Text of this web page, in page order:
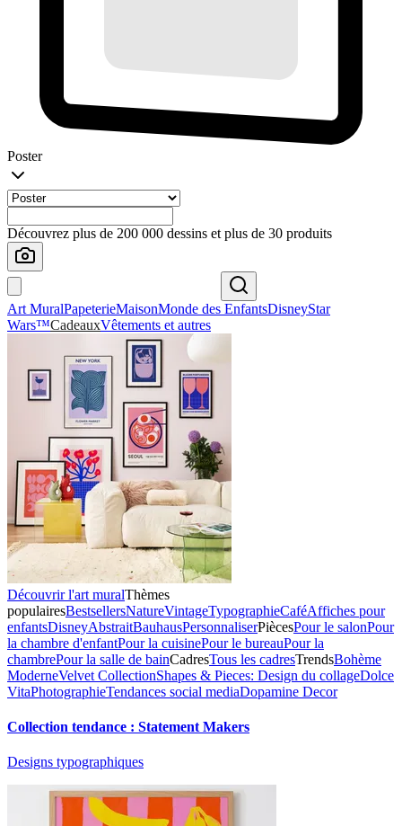
Poster
Découvrez plus de 200 000 dessins et plus de 30 produits
Art MuralPapeterieMaisonMonde des EnfantsDisneyStar
Wars™CadeauxVêtements et autres
Découvrir l'art muralThèmes
populairesBestsellersNatureVintageTypographieCaféAffiches pour
enfantsDisneyAbstraitBauhausPersonnaliserPiècesPour le salonPour
la chambre d'enfantPour la cuisinePour le bureauPour la
chambrePour la salle de bainCadresTous les cadresTrendsBohème
ModerneVelvet CollectionShapes & Pieces: Design du collageDolce
VitaPhotographieTendances social mediaDopamine Decor
Collection tendance : Statement Makers
Designs typographiques